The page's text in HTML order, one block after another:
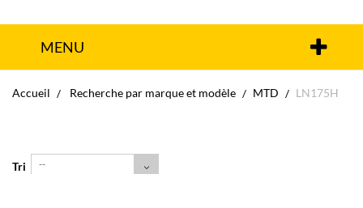
MENU
Accueil Recherche par marque et modèle MTD LN175H
Tri --